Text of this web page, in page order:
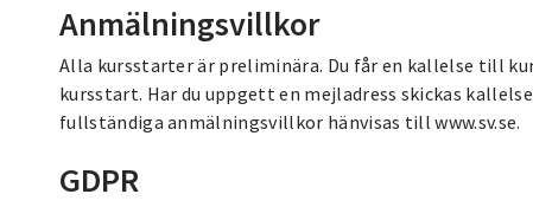
Anmälningsvillkor
Alla kursstarter är preliminära. Du får en kallelse till
kursstart. Har du uppgett en mejladress skickas
fullständiga anmälningsvillkor hänvisas till www.sv.se.
GDPR